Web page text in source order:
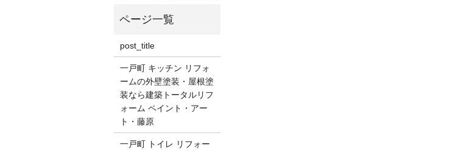
post_title
一戸町 キッチン リフォ
ームの外壁塗装・屋根塗
装なら建築トータルリフ
ォーム ペイント・アー
ト・藤原
一戸町 トイレ リフォー